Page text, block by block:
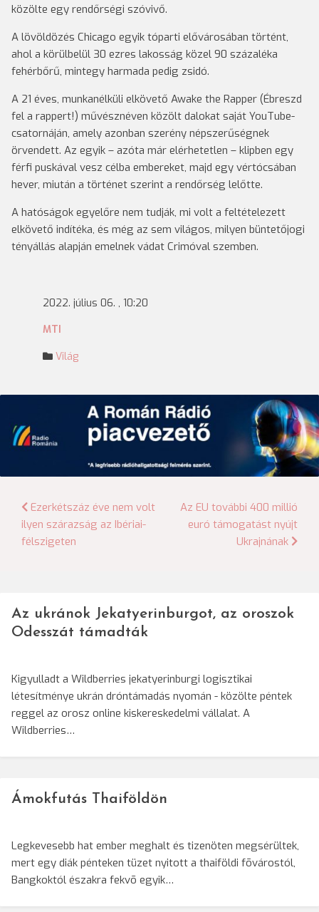
közölte egy rendőrségi szóvivő.
A lövöldözés Chicago egyik tóparti elővárosában történt,
ahol a körülbelül 30 ezres lakosság közel 90 százaléka
fehérbőrű, mintegy harmada pedig zsidó.
A 21 éves, munkanélküli elkövető Awake the Rapper (Ébreszd
fel a rappert!) művésznéven közölt dalokat saját YouTube-
csatornáján, amely azonban szerény népszerűségnek
örvendett. Az egyik – azóta már elérhetetlen – klipben egy
férfi puskával vesz célba embereket, majd egy vértócsában
hever, miután a történet szerint a rendőrség lelőtte.
A hatóságok egyelőre nem tudják, mi volt a feltételezett
elkövető indítéka, és még az sem világos, milyen büntetőjogi
tényállás alapján emelnek vádat Crimóval szemben.
2022. július 06. , 10:20
MTI
Világ
Bejegyzés
navigáció
Ezerkétszáz éve nem volt
ilyen szárazság az Ibériai-
félszigeten
Az EU további 400 millió
euró támogatást nyújt
Ukrajnának
Az ukránok Jekatyerinburgot, az oroszok
Odesszát támadták
Kigyulladt a Wildberries jekatyerinburgi logisztikai
létesítménye ukrán dróntámadás nyomán - közölte péntek
reggel az orosz online kiskereskedelmi vállalat. A
Wildberries…
Ámokfutás Thaiföldön
Legkevesebb hat ember meghalt és tizenöten megsérültek,
mert egy diák pénteken tüzet nyitott a thaiföldi fõvárostól,
Bangkoktól északra fekvõ egyik…